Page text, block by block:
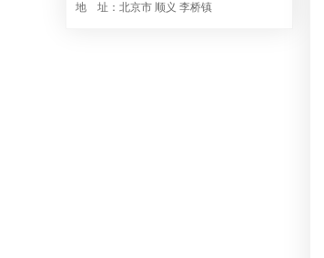
地 址：北京市 顺义 李桥镇